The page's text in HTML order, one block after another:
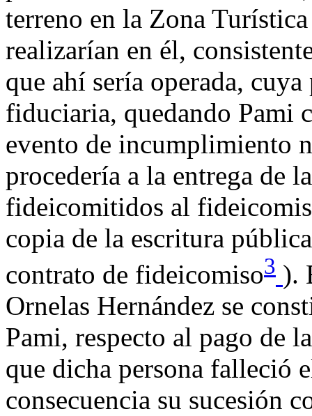
terreno en la Zona
realizarían en él,
que ahí sería operada,
fiduciaria, quedando Pami
evento de incumplimiento
procedería a la entrega de
fideicomitidos al
copia de la escritura
contrato de fideicomiso3 ).
Ornelas Hernández se
Pami, respecto al pago de
que dicha persona falleció
consecuencia su sucesión